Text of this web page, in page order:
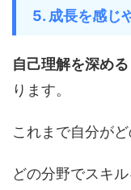
5. 成長を感じ
自己理解を深める
ります。
これまで自分が
どの分野でスキ